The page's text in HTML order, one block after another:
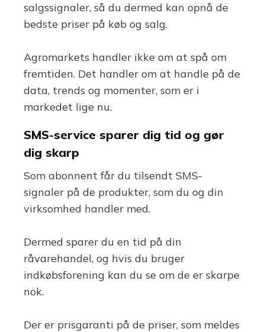
salgssignaler, så du dermed kan opnå de
bedste priser på køb og salg.
Agromarkets handler ikke om at spå om
fremtiden. Det handler om at handle på de
data, trends og momenter, som er i
markedet lige nu.
SMS-service sparer dig tid og gør
dig skarp
Som abonnent får du tilsendt SMS-
signaler på de produkter, som du og din
virksomhed handler med.
Dermed sparer du en tid på din
råvarehandel, og hvis du bruger
indkøbsforening kan du se om de er skarpe
nok.
Der er prisgaranti på de priser, som meldes